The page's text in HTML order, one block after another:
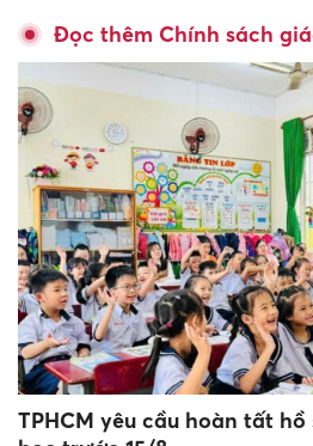
Đọc thêm Chính sách
TPHCM yêu cầu hoàn tất